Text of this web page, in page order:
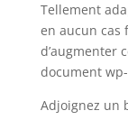
Tellement
en aucun cas
d’augmenter
document
Adjoignez un